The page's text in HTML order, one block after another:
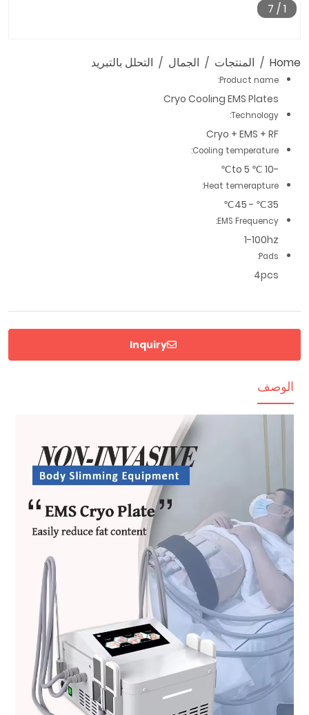
Home المنتجات الجمال التحلل بالتبريد
Product name:
Cryo Cooling EMS Plates
Technology:
Cryo + EMS + RF
Cooling temperature:
-10 ℃ to 5℃
Heat temerapture:
35℃ - 45℃
EMS Frequency:
1-100hz
Pads:
4pcs
Inquiry
1
/
7
الوصف